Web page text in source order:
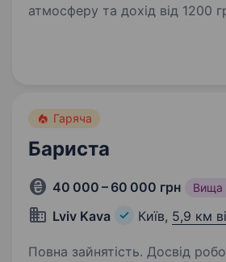
атмосферу та дохід від 1200
Гаряча
Бариста
40 000 – 60 000 грн Вища
Lviv Kava Київ, 5,9 км
Повна зайнятість. Досвід